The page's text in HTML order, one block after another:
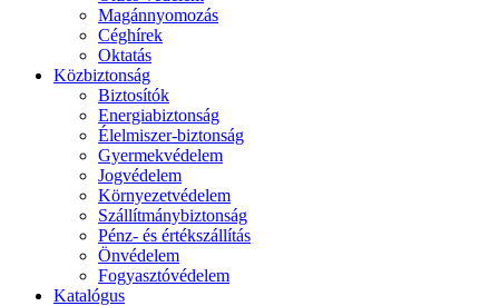
Magánnyomozás
Céghírek
Oktatás
Közbiztonság
Biztosítók
Energiabiztonság
Élelmiszer-biztonság
Gyermekvédelem
Jogvédelem
Környezetvédelem
Szállítmánybiztonság
Pénz- és értékszállítás
Önvédelem
Fogyasztóvédelem
Katalógus